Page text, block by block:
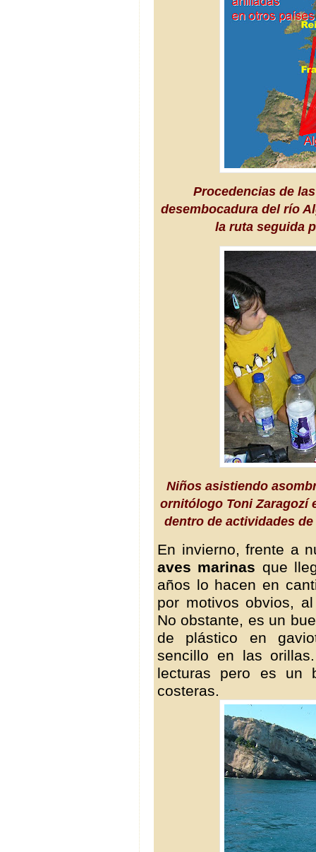
Procedencias de
desembocadura del río
la ruta seguida
Niños asistiendo
ornitólogo Toni Zaragozí
dentro de actividades
En invierno, frente a
aves marinas que
años lo hacen en
por motivos obvios,
No obstante, es un
de plástico en
sencillo en las
lecturas pero es un
costeras.